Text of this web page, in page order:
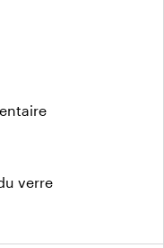
verre